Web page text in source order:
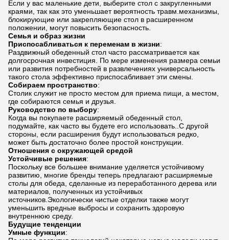
Если у вас маленькие дети, выберите стол с закругленными
краями, так как это уменьшает вероятность травм.механизмы,
блокирующие или закрепляющие стол в расширенном
положении, могут повысить безопасность.
Семья и образ жизни
Приспосабливаться к переменам в жизни:
Раздвижный обеденный стол часто рассматривается как
долгосрочная инвестиция. По мере изменения размера семьи
или развития потребностей в развлечениях универсальность
такого стола эффективно приспосабливает эти смены.
Собираем пространство:
Столик служит не просто местом для приема пищи, а местом,
где собираются семья и друзья.
Руководство по выбору:
Когда вы покупаете расширяемый обеденный стол,
подумайте, как часто вы будете его использовать..С другой
стороны, если расширения будут использоваться редко,
может быть достаточно более простой конструкции.
Отношения с окружающей средой
Устойчивые решения:
Поскольку все большее внимание уделяется устойчивому
развитию, многие бренды теперь предлагают расширяемые
столы для обеда, сделанные из переработанного дерева или
материалов, полученных из устойчивых
источников.Экологически чистые отделки также могут
уменьшить вредные выбросы и сохранить здоровую
внутреннюю среду.
Будущие тенденции
Умные функции: